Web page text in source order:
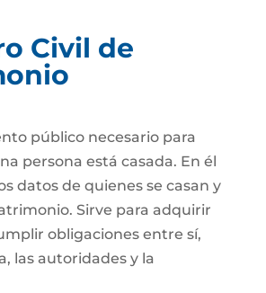
Civil de
público necesario para
persona está casada. En él
datos de quienes se casan y
Sirve para adquirir
obligaciones entre sí,
las autoridades y la